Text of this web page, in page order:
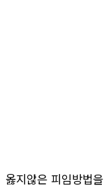
옳지않은 피임방법